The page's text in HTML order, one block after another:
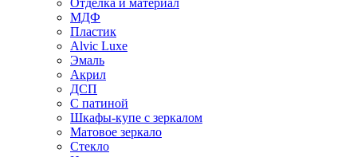
Отделка и материал
МДФ
Пластик
Alvic Luxe
Эмаль
Акрил
ДСП
С патиной
Шкафы-купе с зеркалом
Матовое зеркало
Стекло